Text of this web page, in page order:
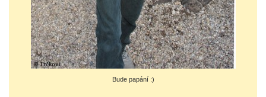
Bude papání :)